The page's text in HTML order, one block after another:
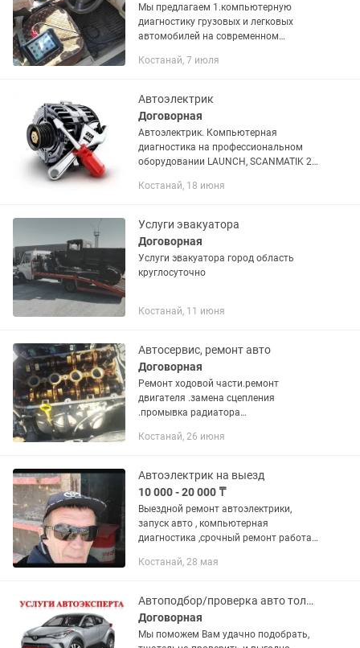
Мы предлагаем 1.компьютерную
диагностику грузовых и легковых
автомобилей на современном
maxisys 906, Thinktool master 2,
Костанай, 7 июля
Автоэлектрик
Договорная
Автоэлектрик. Компьютерная
диагностика на профессиональном
оборудовании LAUNCH, SCANMATIK 2
по VAG группам VAG-COM. Диагностика
Костанай, 18 июня
Услуги эвакуатора
Договорная
Услуги эвакуатора город область
круглосуточно
Костанай, 11 июня
Автосервис, ремонт авто
Договорная
Ремонт ходовой части.ремонт
двигателя .замена сцепления
.промывка радиатора
другое. БЕЗ ВЫХОДНЫХ. .
Костанай, 26 июня
Автоэлектрик на выезд
10 000 - 20 000 ₸
Выездной ремонт автоэлектрики,
запуск авто , компьютерная
диагностика ,срочный ремонт работаю
Костанай, 28 мая
Автоподбор/проверка авто толщиномером/компьютерная диагностика/выезд
Договорная
Мы поможем Вам удачно подобрать,